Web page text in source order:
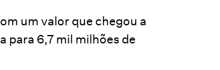
um valor que chegou a
para 6,7 mil milhões de